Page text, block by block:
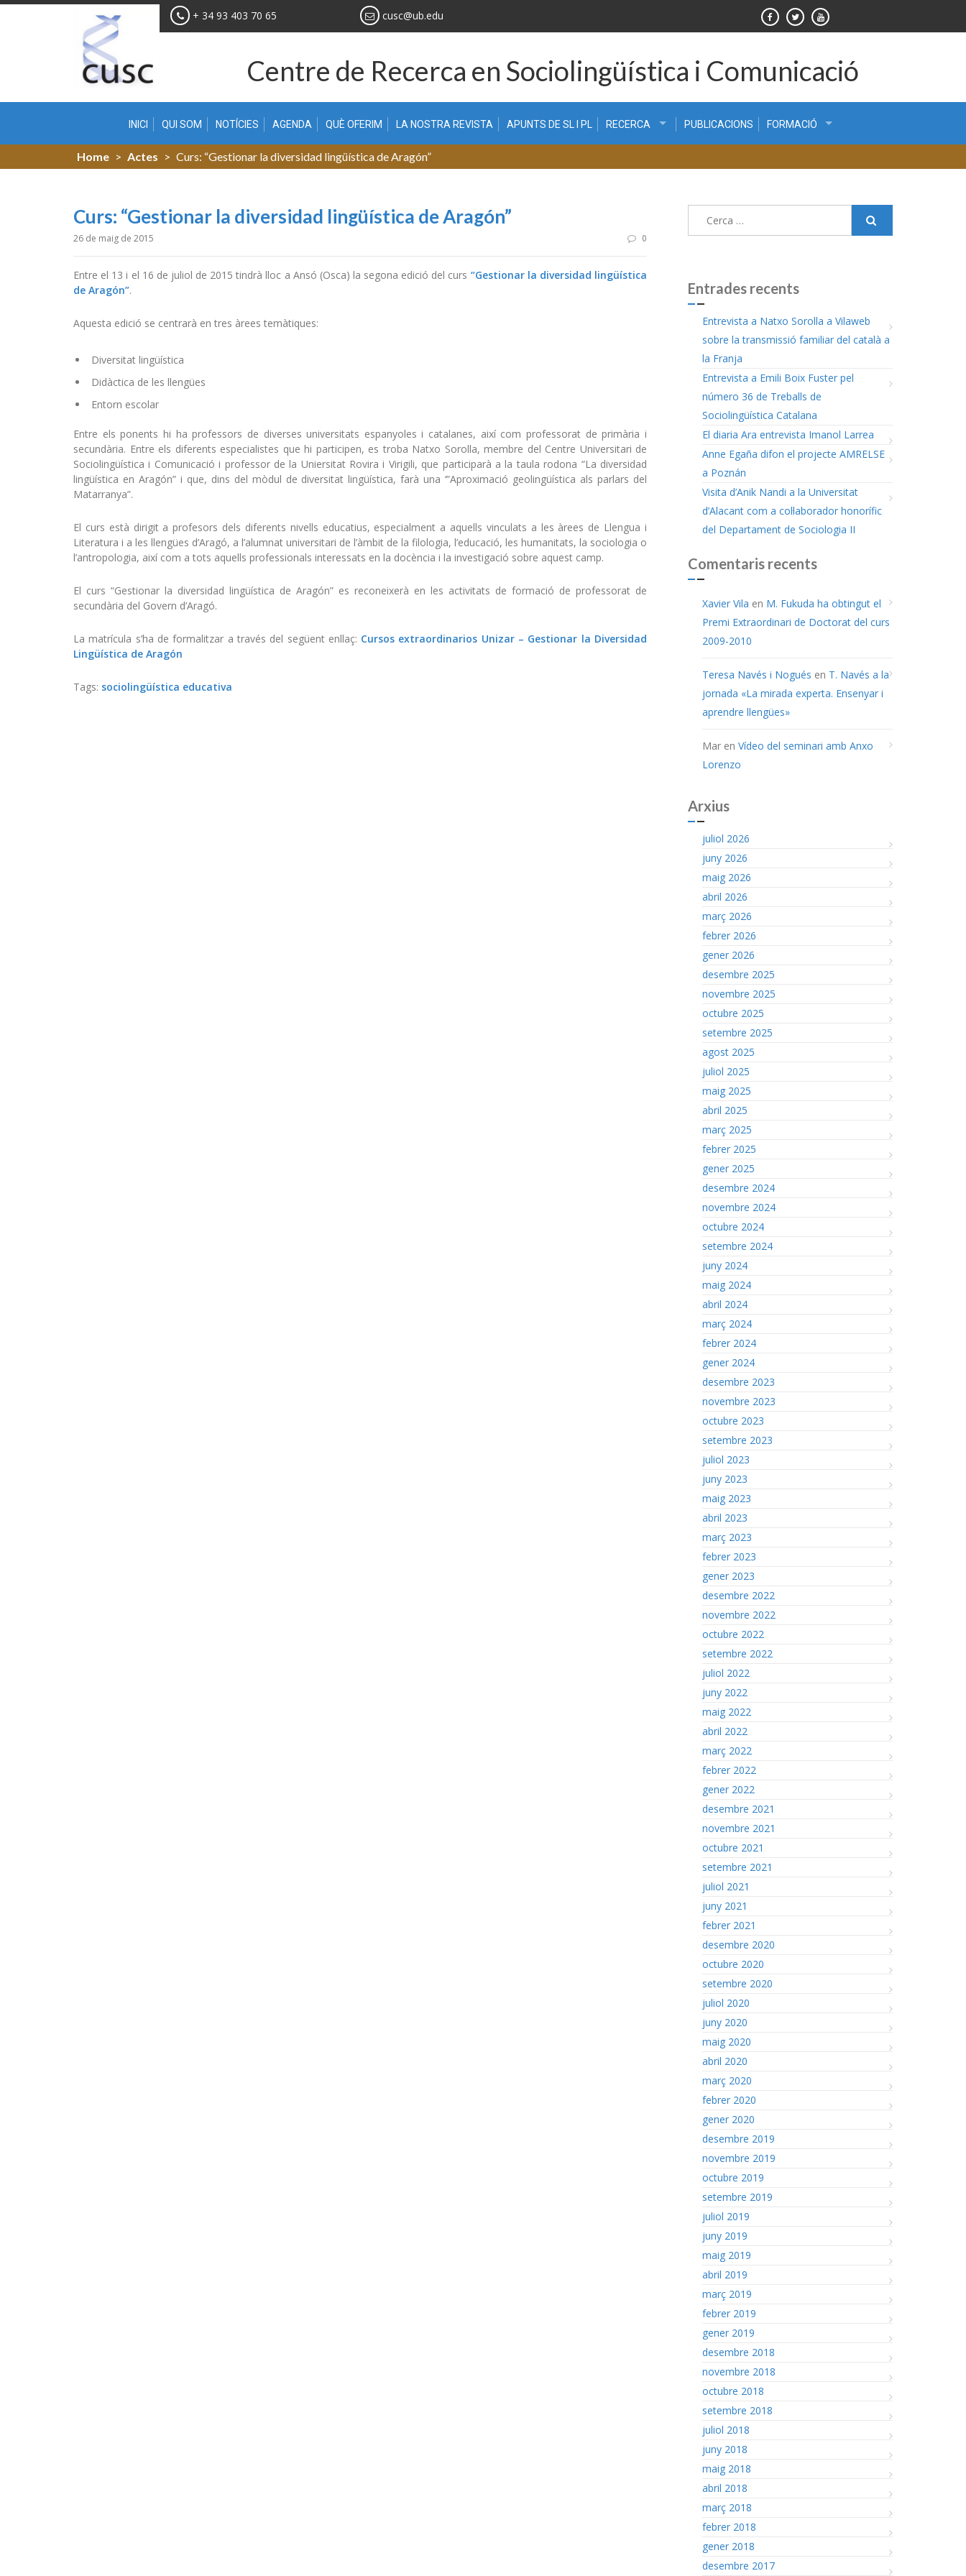
Skip
+ 34 93 403 70 65 cusc@ub.edu
Centre de Recerca en Sociolingüística i Comunicació
INICI QUI SOM NOTÍCIES AGENDA QUÈ OFERIM LA NOSTRA REVISTA APUNTS DE SL I PL RECERCA PUBLICACIONS FORMACIÓ
Home > Actes > Curs: “Gestionar la diversidad lingüística de Aragón”
Curs: “Gestionar la diversidad lingüística de Aragón”
26 de maig de 2015 0
Entre el 13 i el 16 de juliol de 2015 tindrà lloc a Ansó (Osca) la segona edició del curs “Gestionar la diversidad lingüística
de Aragón”.
Aquesta edició se centrarà en tres àrees temàtiques:
Diversitat lingüística
Didàctica de les llengües
Entorn escolar
Entre els ponents hi ha professors de diverses universitats espanyoles i catalanes, així com professorat de primària i
secundària. Entre els diferents especialistes que hi participen, es troba Natxo Sorolla, membre del Centre Universitari de
Sociolingüística i Comunicació i professor de la Uniersitat Rovira i Virigili, que participarà a la taula rodona “La diversidad
lingüística en Aragón” i que, dins del mòdul de diversitat lingüística, farà una ‘”Aproximació geolingüística als parlars del
Matarranya”.
El curs està dirigit a profesors dels diferents nivells educatius, especialment a aquells vinculats a les àrees de Llengua i
Literatura i a les llengües d’Aragó, a l’alumnat universitari de l’àmbit de la filologia, l’educació, les humanitats, la sociologia o
l’antropologia, així com a tots aquells professionals interessats en la docència i la investigació sobre aquest camp.
El curs “Gestionar la diversidad lingüística de Aragón” es reconeixerà en les activitats de formació de professorat de
secundària del Govern d’Aragó.
La matrícula s’ha de formalitzar a través del següent enllaç: Cursos extraordinarios Unizar – Gestionar la Diversidad
Lingüística de Aragón
Tags: sociolingüística educativa
Entrades recents
Entrevista a Natxo Sorolla a Vilaweb
sobre la transmissió familiar del català a
la Franja
Entrevista a Emili Boix Fuster pel
número 36 de Treballs de
Sociolingüística Catalana
El diaria Ara entrevista Imanol Larrea
Anne Egaña difon el projecte AMRELSE
a Poznán
Visita d’Anik Nandi a la Universitat
d’Alacant com a col·laborador honorífic
del Departament de Sociologia II
Comentaris recents
Xavier Vila en M. Fukuda ha obtingut el
Premi Extraordinari de Doctorat del curs
2009-2010
Teresa Navés i Nogués en T. Navés a la
jornada «La mirada experta. Ensenyar i
aprendre llengües»
Mar en Vídeo del seminari amb Anxo
Lorenzo
Arxius
juliol 2026
juny 2026
maig 2026
abril 2026
març 2026
febrer 2026
gener 2026
desembre 2025
novembre 2025
octubre 2025
setembre 2025
agost 2025
juliol 2025
maig 2025
abril 2025
març 2025
febrer 2025
gener 2025
desembre 2024
novembre 2024
octubre 2024
setembre 2024
juny 2024
maig 2024
abril 2024
març 2024
febrer 2024
gener 2024
desembre 2023
novembre 2023
octubre 2023
setembre 2023
juliol 2023
juny 2023
maig 2023
abril 2023
març 2023
febrer 2023
gener 2023
desembre 2022
novembre 2022
octubre 2022
setembre 2022
juliol 2022
juny 2022
maig 2022
abril 2022
març 2022
febrer 2022
gener 2022
desembre 2021
novembre 2021
octubre 2021
setembre 2021
juliol 2021
juny 2021
febrer 2021
desembre 2020
octubre 2020
setembre 2020
juliol 2020
juny 2020
maig 2020
abril 2020
març 2020
febrer 2020
gener 2020
desembre 2019
novembre 2019
octubre 2019
setembre 2019
juliol 2019
juny 2019
maig 2019
abril 2019
març 2019
febrer 2019
gener 2019
desembre 2018
novembre 2018
octubre 2018
setembre 2018
juliol 2018
juny 2018
maig 2018
abril 2018
març 2018
febrer 2018
gener 2018
desembre 2017